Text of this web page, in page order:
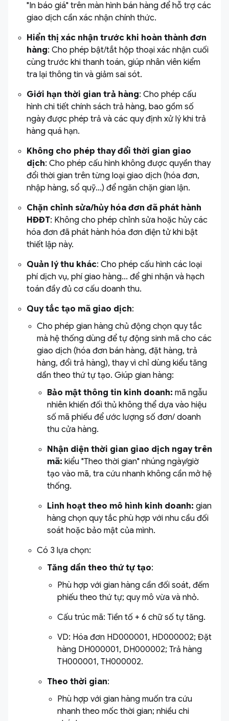
"In báo giá" trên màn hình bán hàng để hỗ trợ các
giao dịch cần xác nhận chính thức.
Hiển thị xác nhận trước khi hoàn thành đơn
hàng: Cho phép bật/tắt hộp thoại xác nhận cuối
cùng trước khi thanh toán, giúp nhân viên kiểm
tra lại thông tin và giảm sai sót.
Giới hạn thời gian trả hàng: Cho phép cấu
hình chi tiết chính sách trả hàng, bao gồm số
ngày được phép trả và các quy định xử lý khi trả
hàng quá hạn.
Không cho phép thay đổi thời gian giao
dịch: Cho phép cấu hình không được quyền thay
đổi thời gian trên từng loại giao dịch (hóa đơn,
nhập hàng, sổ quỹ...) để ngăn chặn gian lận.
Chặn chỉnh sửa/hủy hóa đơn đã phát hành
HĐĐT: Không cho phép chỉnh sửa hoặc hủy các
hóa đơn đã phát hành hóa đơn điện tử khi bật
thiết lập này.
Quản lý thu khác: Cho phép cấu hình các loại
phí dịch vụ, phí giao hàng... để ghi nhận và hạch
toán đầy đủ cơ cấu doanh thu.
Quy tắc tạo mã giao dịch:
Cho phép gian hàng chủ động chọn quy tắc
mà hệ thống dùng để tự động sinh mã cho các
giao dịch (hóa đơn bán hàng, đặt hàng, trả
hàng, đổi trả hàng), thay vì chỉ dùng kiểu tăng
dần theo thứ tự tạo. Giúp gian hàng:
Bảo mật thông tin kinh doanh: mã ngẫu
nhiên khiến đối thủ không thể dựa vào hiệu
số mã phiếu để ước lượng số đơn/ doanh
thu cửa hàng.
Nhận diện thời gian giao dịch ngay trên
mã: kiểu "Theo thời gian" nhúng ngày/giờ
tạo vào mã, tra cứu nhanh không cần mở hệ
thống.
Linh hoạt theo mô hình kinh doanh: gian
hàng chọn quy tắc phù hợp với nhu cầu đối
soát hoặc bảo mật của mình.
Có 3 lựa chọn:
Tăng dần theo thứ tự tạo:
Phù hợp với gian hàng cần đối soát, đếm
phiếu theo thứ tự; quy mô vừa và nhỏ.
Cấu trúc mã: Tiền tố + 6 chữ số tự tăng.
VD: Hóa đơn HD000001, HD000002; Đặt
hàng DH000001, DH000002; Trả hàng
TH000001, TH000002.
Theo thời gian:
Phù hợp với gian hàng muốn tra cứu
nhanh theo mốc thời gian; nhiều chi